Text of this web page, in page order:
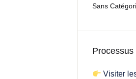
Sans
Processus
Visiter